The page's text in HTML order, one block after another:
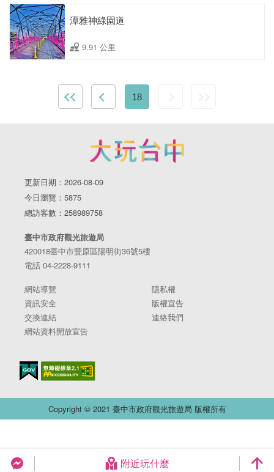
潭雅神綠園道
9.91 公里
18
更新日期：2026-08-09
今日瀏覽：5875
總訪客數：258989758
臺中市政府觀光旅遊局
420018臺中市豐原區陽明街36號5樓
電話 04-2228-9111
網站導覽
隱私權
資訊安全
版權宣告
交換連結
連絡我們
網站資料開放宣告
Copyright © 2021 臺中市政府觀光旅遊局 版權所有
附近玩什麼